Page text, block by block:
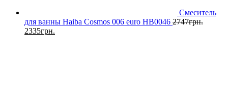
Смеситель
для ванны Haiba Cosmos 006 euro HB0046 2747грн.
2335грн.